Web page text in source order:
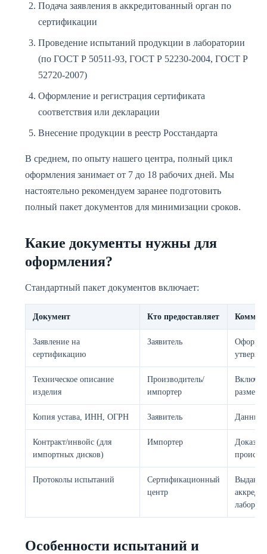
Подача заявления в аккредитованный орган по
сертификации
Проведение испытаний продукции в лаборатории
(по ГОСТ Р 50511-93, ГОСТ Р 52230-2004, ГОСТ Р
52720-2007)
Оформление и регистрация сертификата
соответствия или декларации
Внесение продукции в реестр Росстандарта
В среднем, по опыту нашего центра, полный цикл
оформления занимает от 7 до 18 рабочих дней. Мы
настоятельно рекомендуем заранее подготовить
полный пакет документов для минимизации сроков.
Какие документы нужны для
оформления?
Стандартный пакет документов включает:
Документ Кто предоставляет
Заявление на
сертификацию
Заявитель
Техническое описание
изделия
Производитель/
импортер
Копия устава, ИНН, ОГРН Заявитель Данные
Контракт/инвойс (для
импортных дисков)
Импортер
Протоколы испытаний
Сертификационный
центр
Особенности испытаний и